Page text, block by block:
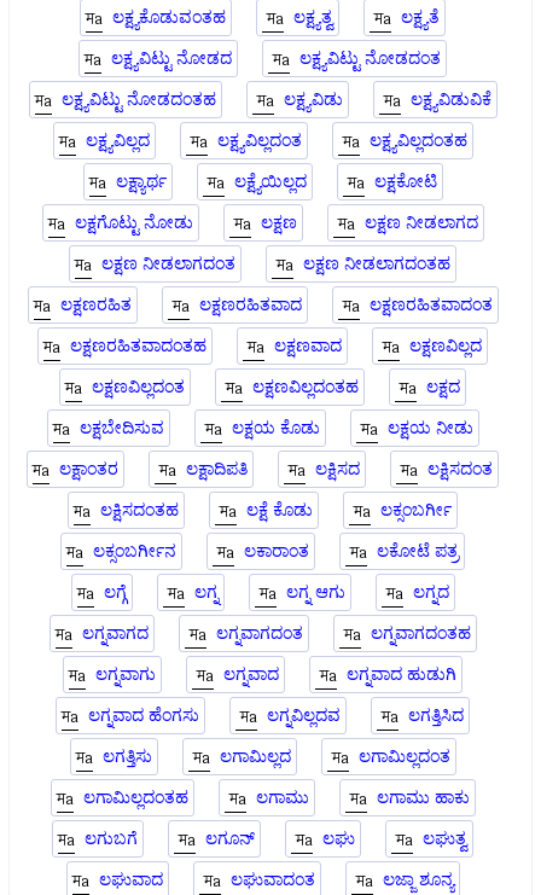
ಲಕ್ಷ್ಯಕೊಡುವಂತಹ
ಲಕ್ಷ್ಯತ್ವ
ಲಕ್ಷ್ಯತೆ
ಲಕ್ಷ್ಯವಿಟ್ಟು ನೋಡದ
ಲಕ್ಷ್ಯವಿಟ್ಟು ನೋಡದಂತ
ಲಕ್ಷ್ಯವಿಟ್ಟು ನೋಡದಂತಹ
ಲಕ್ಷ್ಯವಿಡು
ಲಕ್ಷ್ಯವಿಡುವಿಕೆ
ಲಕ್ಷ್ಯವಿಲ್ಲದ
ಲಕ್ಷ್ಯವಿಲ್ಲದಂತ
ಲಕ್ಷ್ಯವಿಲ್ಲದಂತಹ
ಲಕ್ಷ್ಯಾರ್ಥ
ಲಕ್ಷ್ಯೆಯಿಲ್ಲದ
ಲಕ್ಷಕೋಟಿ
ಲಕ್ಷಗೊಟ್ಟು ನೋಡು
ಲಕ್ಷಣ
ಲಕ್ಷಣ ನೀಡಲಾಗದ
ಲಕ್ಷಣ ನೀಡಲಾಗದಂತ
ಲಕ್ಷಣ ನೀಡಲಾಗದಂತಹ
ಲಕ್ಷಣರಹಿತ
ಲಕ್ಷಣರಹಿತವಾದ
ಲಕ್ಷಣರಹಿತವಾದಂತ
ಲಕ್ಷಣರಹಿತವಾದಂತಹ
ಲಕ್ಷಣವಾದ
ಲಕ್ಷಣವಿಲ್ಲದ
ಲಕ್ಷಣವಿಲ್ಲದಂತ
ಲಕ್ಷಣವಿಲ್ಲದಂತಹ
ಲಕ್ಷದ
ಲಕ್ಷಬೇದಿಸುವ
ಲಕ್ಷಯ ಕೊಡು
ಲಕ್ಷಯ ನೀಡು
ಲಕ್ಷಾಂತರ
ಲಕ್ಷಾದಿಪತಿ ಲಕ್ಷಿಸದ
ಲಕ್ಷಿಸದಂತ
ಲಕ್ಷಿಸದಂತಹ
ಲಕ್ಷೆ ಕೊಡು
ಲಕ್ಸಂಬರ್ಗೀ
ಲಕ್ಸಂಬರ್ಗೀನ
ಲಕಾರಾಂತ
ಲಕೋಟೆ ಪತ್ರ
ಲಗ್ಗೆ
ಲಗ್ನ ಲಗ್ನ ಆಗು
ಲಗ್ನದ
ಲಗ್ನವಾಗದ
ಲಗ್ನವಾಗದಂತ
ಲಗ್ನವಾಗದಂತಹ
ಲಗ್ನವಾಗು
ಲಗ್ನವಾದ
ಲಗ್ನವಾದ ಹುಡುಗಿ
ಲಗ್ನವಾದ ಹೆಂಗಸು
ಲಗ್ನವಿಲ್ಲದವ
ಲಗತ್ತಿಸಿದ
ಲಗತ್ತಿಸು
ಲಗಾಮಿಲ್ಲದ
ಲಗಾಮಿಲ್ಲದಂತ
ಲಗಾಮಿಲ್ಲದಂತಹ
ಲಗಾಮು
ಲಗಾಮು ಹಾಕು
ಲಗುಬಗೆ
ಲಗೂನ್ ಲಘು
ಲಘುತ್ವ
ಲಘುವಾದ
ಲಘುವಾದಂತ
ಲಜ್ಜಾ ಶೂನ್ಯ